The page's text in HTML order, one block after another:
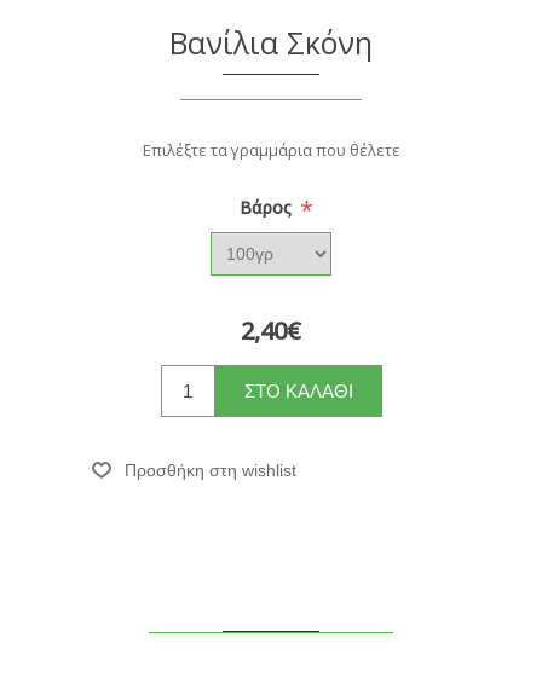
Βανίλια Σκόνη
Επιλέξτε τα γραμμάρια που θέλετε
Βάρος *
2,40€